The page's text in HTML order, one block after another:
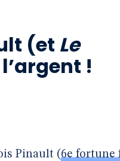
Boutique
(et Le
!
Pinault (6e fortune